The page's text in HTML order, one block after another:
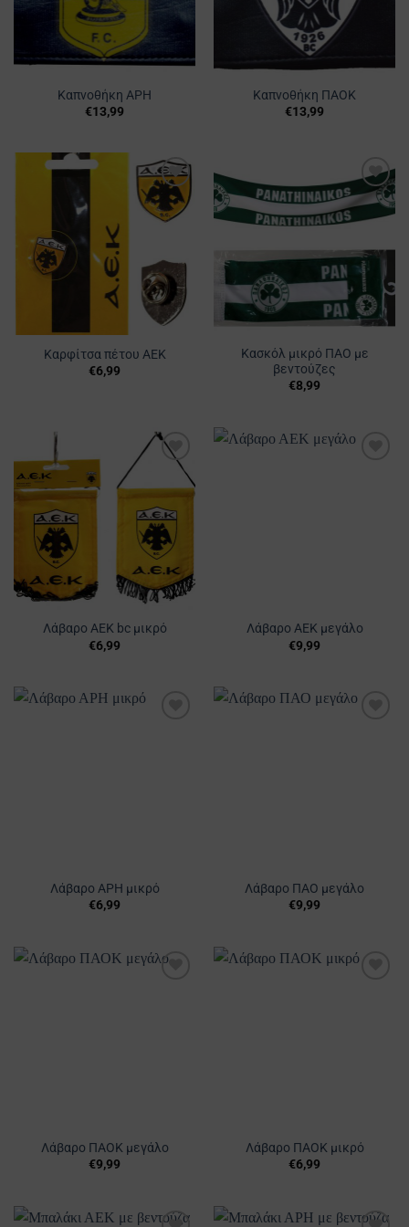
Καπνοθήκη ΑΡΗ
€13,99
Καπνοθήκη ΠΑΟΚ
€13,99
Προσθήκη
στα
Αγαπημένα
Καρφίτσα πέτου ΑΕΚ
€6,99
Προσθήκη
στα
Αγαπημένα
Κασκόλ μικρό ΠΑΟ με
βεντούζες
€8,99
Προσθήκη
στα
Λάβαρο ΑΕΚ bc μικρό
€6,99
Λάβαρο ΑΕΚ μεγάλο
€9,99
Λάβαρο ΑΡΗ μικρό
€6,99
Λάβαρο ΠΑΟ μεγάλο
€9,99
Λάβαρο ΠΑΟΚ μεγάλο
€9,99
Λάβαρο ΠΑΟΚ μικρό
€6,99